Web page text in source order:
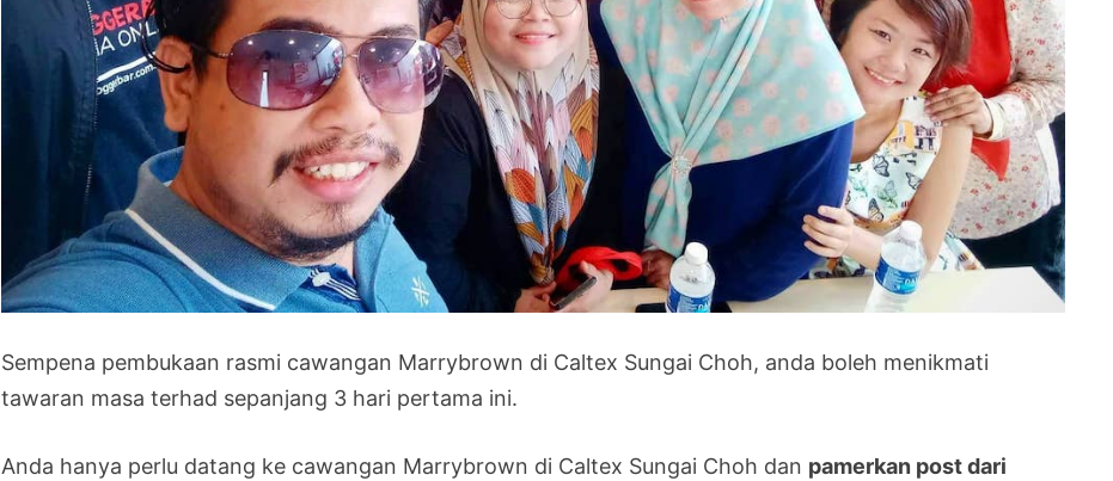
Sempena pembukaan rasmi cawangan Marrybrown di Caltex Sungai Choh, anda boleh menikmati
tawaran masa terhad sepanjang 3 hari pertama ini.
Anda hanya perlu datang ke cawangan Marrybrown di Caltex Sungai Choh dan pamerkan post dari